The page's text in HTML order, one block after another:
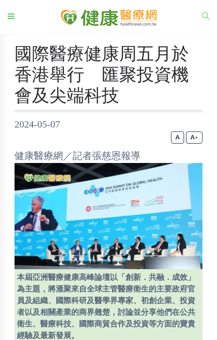
國際醫療健康周五月於
香港舉行 匯聚投資機
會及尖端科技
2024-05-07
+
健康醫療網／記者張慈恩報導
本屆亞洲醫療健康高峰論壇以「創新．共融．成效」
為主題，將滙聚來自全球主管醫療衛生的主要政府官
員及組織、國際科研及醫學界專家、初創企業、投資
者以及相關產業的商界翹楚，討論並分享他們在公共
衛生、醫療科技、國際商貿合作及投資等方面的寶貴
經驗及最新發展。